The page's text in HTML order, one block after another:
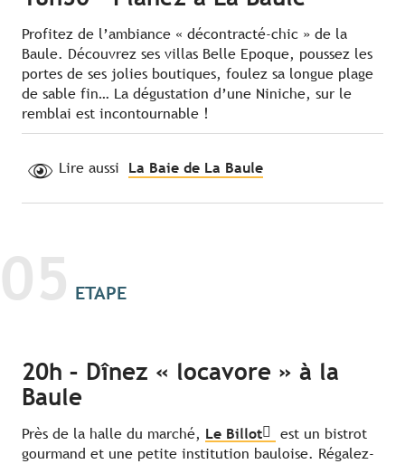
Profitez de l’ambiance « décontracté-chic » de la
Baule. Découvrez ses villas Belle Epoque, poussez les
portes de ses jolies boutiques, foulez sa longue plage
de sable fin… La dégustation d’une Niniche, sur le
remblai est incontournable !
Lire aussi La Baie de La Baule
05 ETAPE
20h – Dînez « locavore » à la
Baule
Près de la halle du marché, Le Billot
est un bistrot
gourmand et une petite institution bauloise. Régalez-